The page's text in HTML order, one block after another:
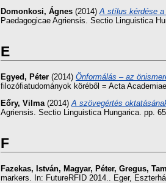
Domonkosi, Ágnes (2014) A stílus kérdése
Paedagogicae Agriensis. Sectio Linguistica
E
Egyed, Péter (2014) Önformálás – az
filozófiatudományok köréből = Acta
Eőry, Vilma (2014) A szövegértés
Agriensis. Sectio Linguistica Hungarica. pp.
F
Fazekas, István, Magyar, Péter, Gregus,
markers. In: FutureRFID 2014.. Eger,